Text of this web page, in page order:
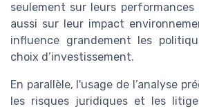
seulement sur leurs performances
aussi sur leur impact
influence grandement les
choix d’investissement.
En parallèle, l'usage de l’analyse
les risques juridiques et les